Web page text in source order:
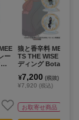
ー
狼と香辛料
TS THE WISE
ディング Botania ア
X)【BOX/9パック入
¥7,200 (税抜)
¥7,920 (税込)
お取寄せ商品